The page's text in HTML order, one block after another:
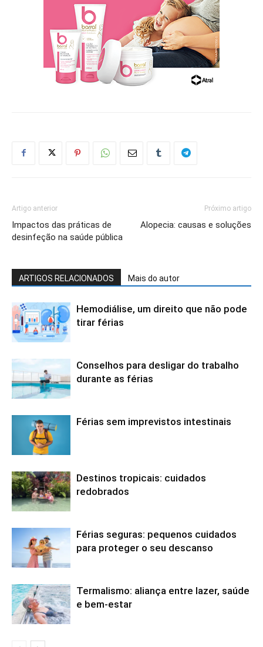
Artigo anterior
Impactos das práticas de
desinfeção na saúde pública
Próximo artigo
Alopecia: causas e soluções
ARTIGOS RELACIONADOS Mais do autor
Hemodiálise, um direito que não pode
tirar férias
Conselhos para desligar do trabalho
durante as férias
Férias sem imprevistos intestinais
Destinos tropicais: cuidados
redobrados
Férias seguras: pequenos cuidados
para proteger o seu descanso
Termalismo: aliança entre lazer, saúde
e bem-estar